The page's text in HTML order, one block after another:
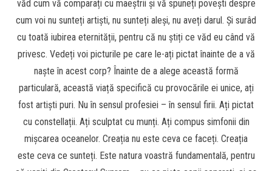
văd cum vă comparați cu maeștrii și vă spuneți povești despre
cum voi nu sunteți artiști, nu sunteți aleși, nu aveți darul. Și surâd
cu toată iubirea eternității, pentru că nu știți ce văd eu când vă
privesc. Vedeți voi picturile pe care le-ați pictat înainte de a vă
naște în acest corp? Înainte de a alege această formă
particulară, această viață specifică cu provocările ei unice, ați
fost artiști puri. Nu în sensul profesiei – în sensul firii. Ați pictat
cu constellații. Ați sculptat cu munți. Ați compus simfonii din
mișcarea oceanelor. Creația nu este ceva ce faceți. Creația
este ceva ce sunteți. Este natura voastră fundamentală, pentru